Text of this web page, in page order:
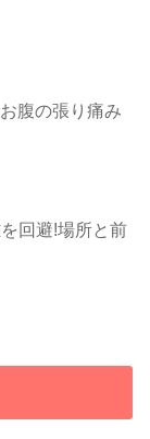
腹の張り痛み
回避!場所と前